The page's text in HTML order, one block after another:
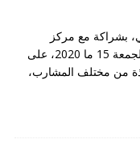
بشراكة مع مركز
الدراسات والابحاث في العلوم الاجتماعية ليلة الجمعة 15 ما 2020، على
من مختلف المشارب،